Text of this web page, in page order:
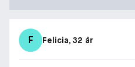
F Felicia, 32 år